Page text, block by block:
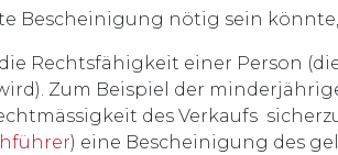
Bescheinigung nötig sein
Rechtsfähigkeit einer Person
Zum Beispiel der
des Verkaufs
) eine Bescheinigung des